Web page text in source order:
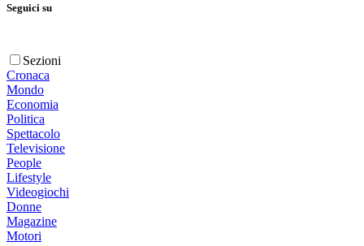
Seguici su
Sezioni
Cronaca
Mondo
Economia
Politica
Spettacolo
Televisione
People
Lifestyle
Videogiochi
Donne
Magazine
Motori